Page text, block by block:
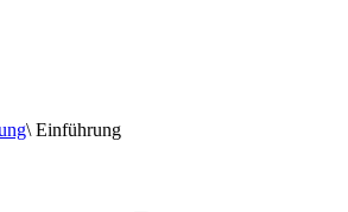
\ Einführung